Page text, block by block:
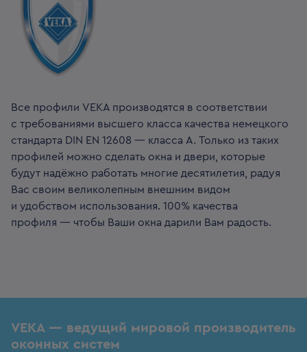
Все профили VEKA производятся в соответствии
с требованиями высшего класса качества немецкого
стандарта DIN EN 12608 — класса А. Только из таких
профилей можно сделать окна и двери, которые
будут надёжно работать многие десятилетия, радуя
Вас своим великолепным внешним видом
и удобством использования. 100% качества
профиля — чтобы Ваши окна дарили Вам радость.
VEKA — ведущий мировой производитель
оконных систем